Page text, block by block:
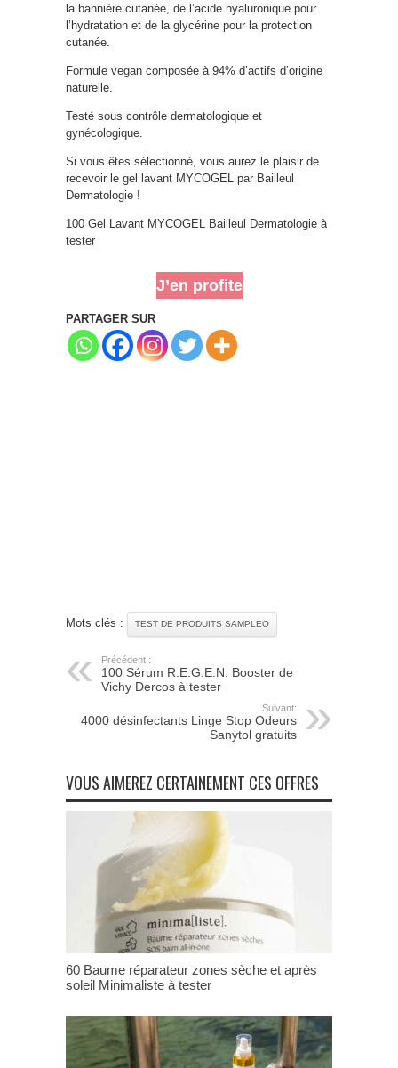
la bannière cutanée, de l’acide hyaluronique pour
l’hydratation et de la glycérine pour la protection
cutanée.
Formule vegan composée à 94% d’actifs d’origine
naturelle.
Testé sous contrôle dermatologique et
gynécologique.
Si vous êtes sélectionné, vous aurez le plaisir de
recevoir le gel lavant MYCOGEL par Bailleul
Dermatologie !
100 Gel Lavant MYCOGEL Bailleul Dermatologie à
tester
J’en profite
PARTAGER SUR
Mots clés : TEST DE PRODUITS SAMPLEO
Précédent :
100 Sérum R.E.G.E.N. Booster de
Vichy Dercos à tester
Suivant:
4000 désinfectants Linge Stop Odeurs
Sanytol gratuits
VOUS AIMEREZ CERTAINEMENT CES OFFRES
60 Baume réparateur zones sèche et après
soleil Minimaliste à tester